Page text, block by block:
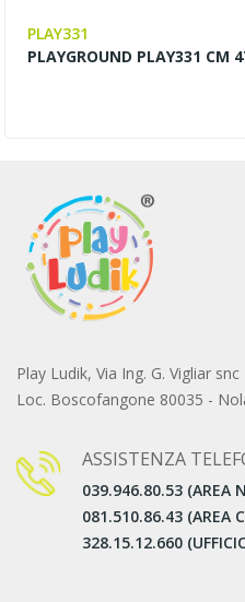
PLAY331
PLAYGROUND PLAY331 CM
Play Ludik, Via Ing. G. Vigliar
Loc. Boscofangone 80035 -
ASSISTENZA
039.946.80.53 (AREA
081.510.86.43 (AREA
328.15.12.660